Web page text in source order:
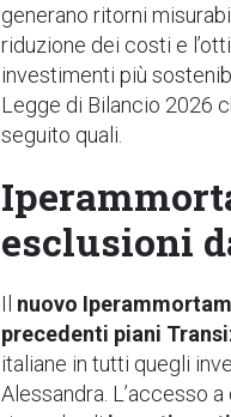
generano ritorni
riduzione dei costi e
investimenti più
Legge di Bilancio 2026
seguito quali.
esclusioni
Il nuovo
precedenti piani
italiane in tutti quegli
Alessandra. L’accesso